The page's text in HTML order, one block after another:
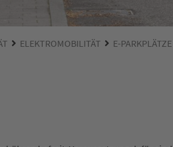
ELEKTROMOBILITÄT E-PARKPLÄTZE